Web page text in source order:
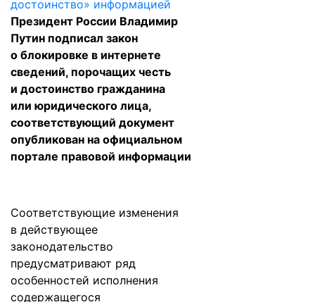
Президент России Владимир
Путин подписал закон
о блокировке в интернете
сведений, порочащих честь
и достоинство гражданина
или юридического лица,
соответствующий документ
опубликован на официальном
портале правовой информации
Соответствующие изменения
в действующее
законодательство
предусматривают ряд
особенностей исполнения
содержащегося